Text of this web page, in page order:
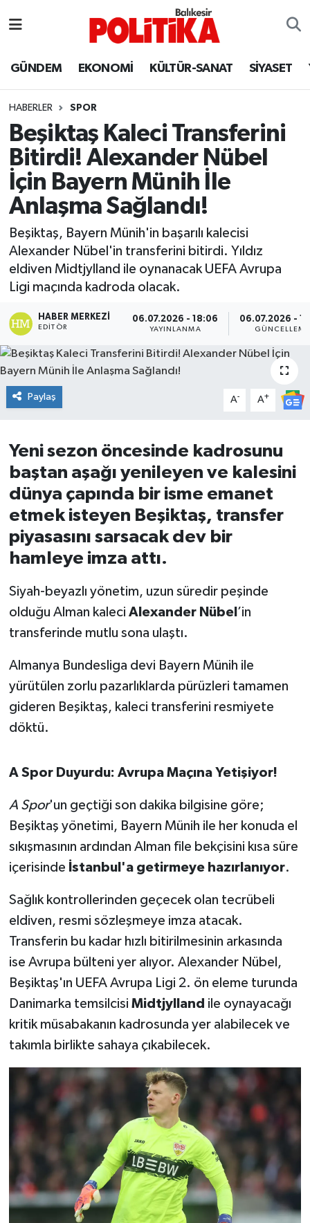
GÜNDEM EKONOMİ KÜLTÜR-SANAT SİYASET
HABERLER SPOR
Beşiktaş Kaleci Transferini
Bitirdi! Alexander Nübel
İçin Bayern Münih İle
Anlaşma Sağlandı!
Beşiktaş, Bayern Münih'in başarılı kalecisi
Alexander Nübel'in transferini bitirdi. Yıldız
eldiven Midtjylland ile oynanacak UEFA Avrupa
Ligi maçında kadroda olacak.
HABER MERKEZI
EDITÖR
06.07.2026 - 18:06
YAYINLANMA
06.07.2026 -
GÜNCELLEME
Paylaş A- A+
Yeni sezon öncesinde kadrosunu
baştan aşağı yenileyen ve kalesini
dünya çapında bir isme emanet
etmek isteyen Beşiktaş, transfer
piyasasını sarsacak dev bir
hamleye imza attı.
Siyah-beyazlı yönetim, uzun süredir peşinde
olduğu Alman kaleci Alexander Nübel ’in
transferinde mutlu sona ulaştı.
Almanya Bundesliga devi Bayern Münih ile
yürütülen zorlu pazarlıklarda pürüzleri tamamen
gideren Beşiktaş, kaleci transferini resmiyete
döktü.
A Spor Duyurdu: Avrupa Maçına Yetişiyor!
A Spor'un geçtiği son dakika bilgisine göre;
Beşiktaş yönetimi, Bayern Münih ile her konuda el
sıkışmasının ardından Alman file bekçisini kısa süre
içerisinde İstanbul'a getirmeye hazırlanıyor.
Sağlık kontrollerinden geçecek olan tecrübeli
eldiven, resmi sözleşmeye imza atacak.
Transferin bu kadar hızlı bitirilmesinin arkasında
ise Avrupa bülteni yer alıyor. Alexander Nübel,
Beşiktaş'ın UEFA Avrupa Ligi 2. ön eleme turunda
Danimarka temsilcisi Midtjylland ile oynayacağı
kritik müsabakanın kadrosunda yer alabilecek ve
takımla birlikte sahaya çıkabilecek.
Ayvalık
Balya
Bandırma
Bigadiç
BİYOGRAFİLER
Burhaniye
Dursunbey
Edremit
EKONOMİ
Erdek
Gömeç
Havran
KENT GÜNDEMİ
Kepsut
MANŞET
Manyas
OLAY
OTOMOTİV
Resmi İlanlar
SAĞLIK
Savaştepe
SEYAHAT
SİYASET
SPOR
SÜRMANŞET
Balıkesir Hava Durumu
Balıkesir Namaz Vakitleri
Balıkesir Trafik Yoğunluk Haritası
Süper Lig Puan Durumu ve Fikstür
Tüm Manşetler
Son Dakika Haberleri